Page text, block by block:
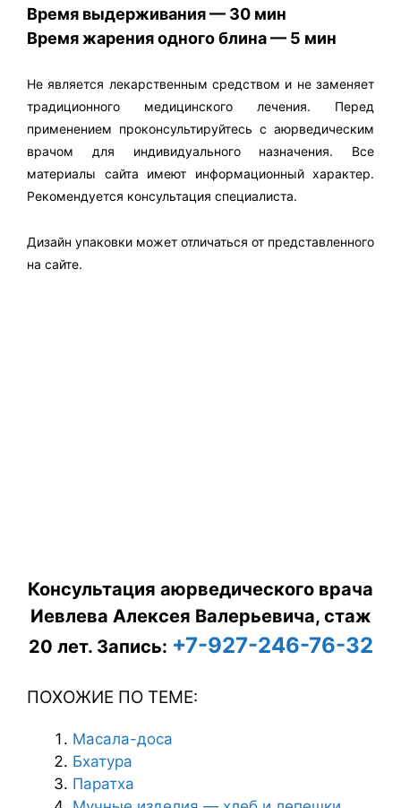
Время выдерживания — 30 мин
Время жарения одного блина — 5 мин
Не является лекарственным средством и не заменяет
традиционного медицинского лечения. Перед
применением проконсультируйтесь с аюрведическим
врачом для индивидуального назначения. Все
материалы сайта имеют информационный характер.
Рекомендуется консультация специалиста.
Дизайн упаковки может отличаться от представленного
на сайте.
Консультация аюрведического врача
Иевлева Алексея Валерьевича, стаж
20 лет. Запись: +7-927-246-76-32
ПОХОЖИЕ ПО ТЕМЕ:
Масала-доса
Бхатура
Паратхa